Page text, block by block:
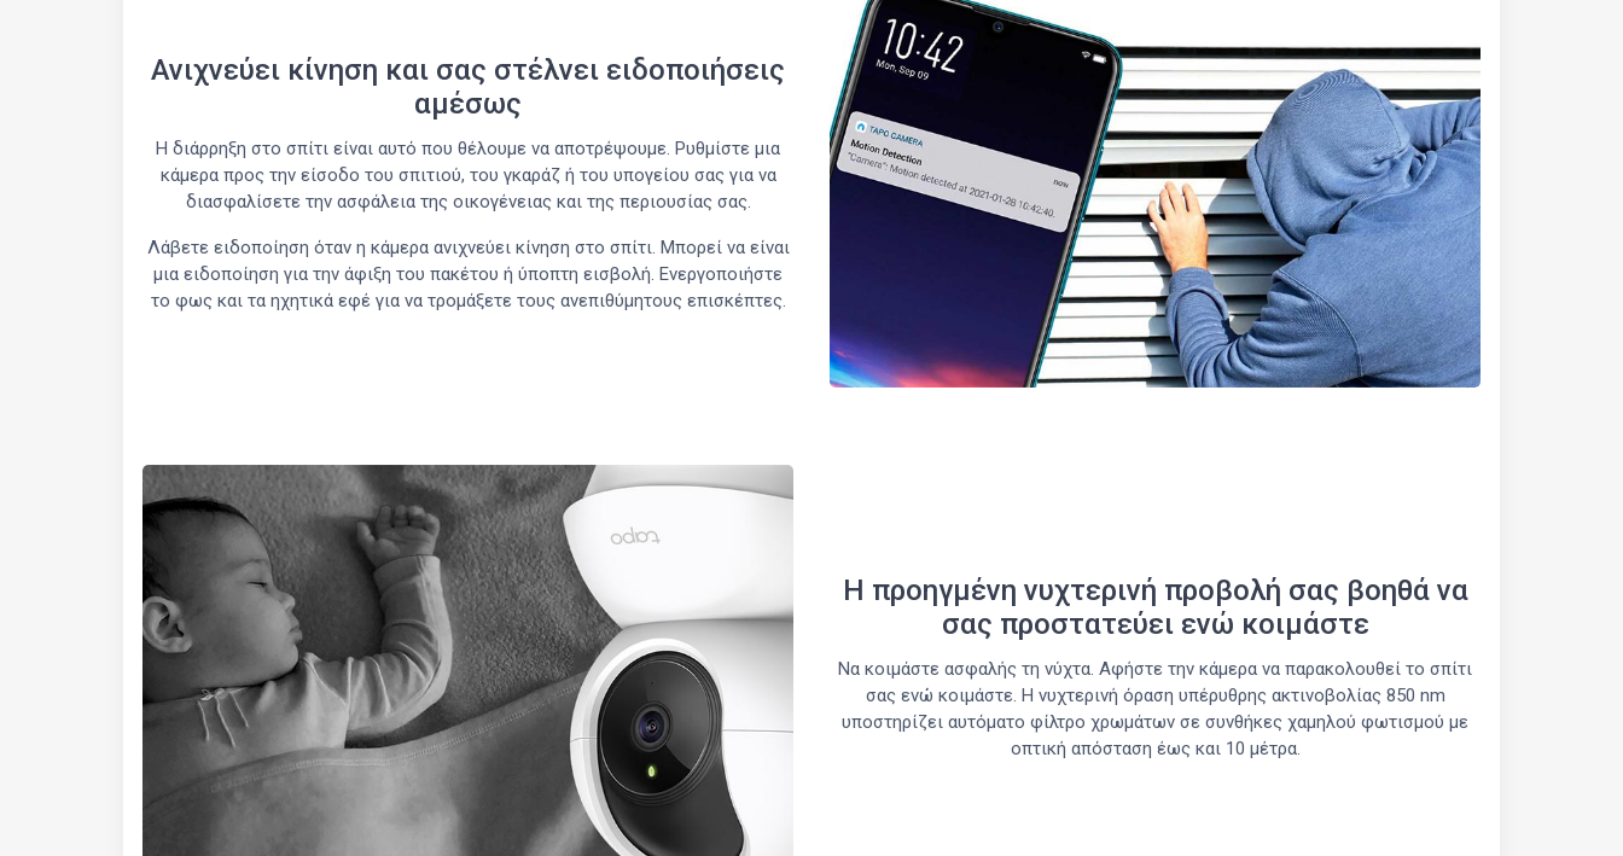
Ανιχνεύει κίνηση και σας στέλνει ειδοποιήσεις
αμέσως
Η διάρρηξη στο σπίτι είναι αυτό που θέλουμε να αποτρέψουμε. Ρυθμίστε μια
κάμερα προς την είσοδο του σπιτιού, του γκαράζ ή του υπογείου σας για να
διασφαλίσετε την ασφάλεια της οικογένειας και της περιουσίας σας.
Λάβετε ειδοποίηση όταν η κάμερα ανιχνεύει κίνηση στο σπίτι. Μπορεί να είναι
μια ειδοποίηση για την άφιξη του πακέτου ή ύποπτη εισβολή. Ενεργοποιήστε
το φως και τα ηχητικά εφέ για να τρομάξετε τους ανεπιθύμητους επισκέπτες.
Η προηγμένη νυχτερινή προβολή σας βοηθά να
σας προστατεύει ενώ κοιμάστε
Να κοιμάστε ασφαλής τη νύχτα. Αφήστε την κάμερα να παρακολουθεί το σπίτι
σας ενώ κοιμάστε. Η νυχτερινή όραση υπέρυθρης ακτινοβολίας 850 nm
υποστηρίζει αυτόματο φίλτρο χρωμάτων σε συνθήκες χαμηλού φωτισμού με
οπτική απόσταση έως και 10 μέτρα.